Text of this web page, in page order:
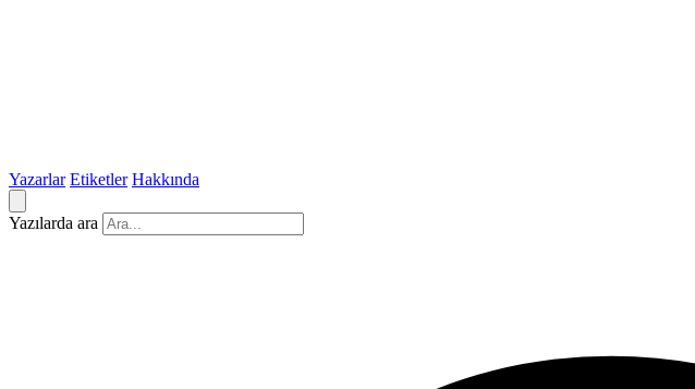
Yazarlar Etiketler Hakkında
Yazılarda ara